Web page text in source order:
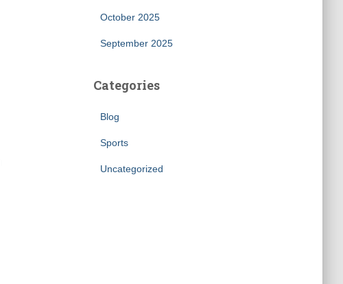
October 2025
September 2025
Categories
Blog
Sports
Uncategorized